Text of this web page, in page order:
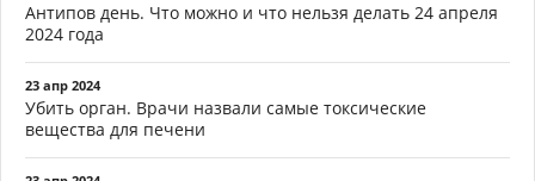
Антипов день. Что можно и что нельзя делать 24 апреля
2024 года
23 апр 2024
Убить орган. Врачи назвали самые токсические
вещества для печени